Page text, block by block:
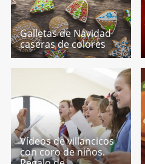
Galletas de Navidad
caseras de colores
Vídeos de villancicos
con coro de niños.